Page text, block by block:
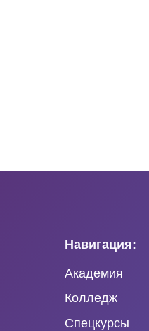
Навигация:
Академия
Колледж
Спецкурсы